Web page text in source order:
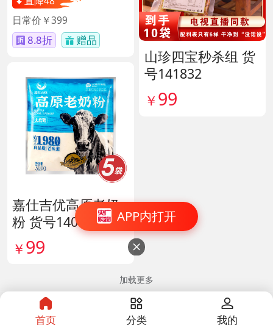
APP内打开

日常价￥399
8.8折 赠品
嘉仕吉优高原老奶
粉 货号140813
￥ 99
山珍四宝秒杀组 货
号141832
￥ 99
加载更多
首页 分类 我的